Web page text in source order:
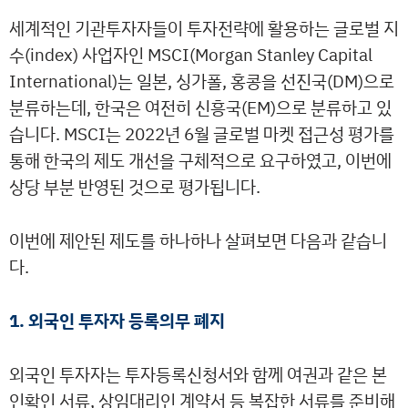
세계적인 기관투자자들이 투자전략에 활용하는 글로벌 지
수(index) 사업자인 MSCI(Morgan Stanley Capital
International)는 일본, 싱가폴, 홍콩을 선진국(DM)으로
분류하는데, 한국은 여전히 신흥국(EM)으로 분류하고 있
습니다. MSCI는 2022년 6월 글로벌 마켓 접근성 평가를
통해 한국의 제도 개선을 구체적으로 요구하였고, 이번에
상당 부분 반영된 것으로 평가됩니다.
이번에 제안된 제도를 하나하나 살펴보면 다음과 같습니
다.
1. 외국인 투자자 등록의무 폐지
외국인 투자자는 투자등록신청서와 함께 여권과 같은 본
인확인 서류, 상임대리인 계약서 등 복잡한 서류를 준비해